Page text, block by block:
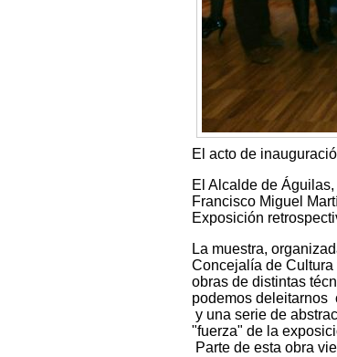
El acto de
El Alcalde de
Francisco Miguel
Exposición
La muestra,
Concejalía de
obras de distintas
podemos deleitarnos
y una serie de
"fuerza" de la
Parte de esta obra